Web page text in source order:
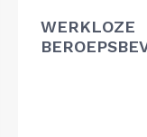
WERKLOZE